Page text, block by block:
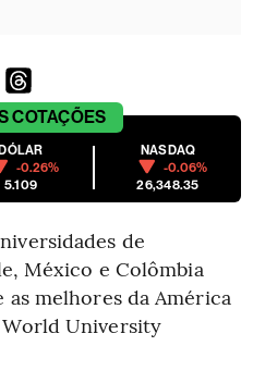
COTAÇÕES
-0.26%
5.109
NASDAQ
-0.06%
26,348.35
de
México e Colômbia
melhores da América
World University